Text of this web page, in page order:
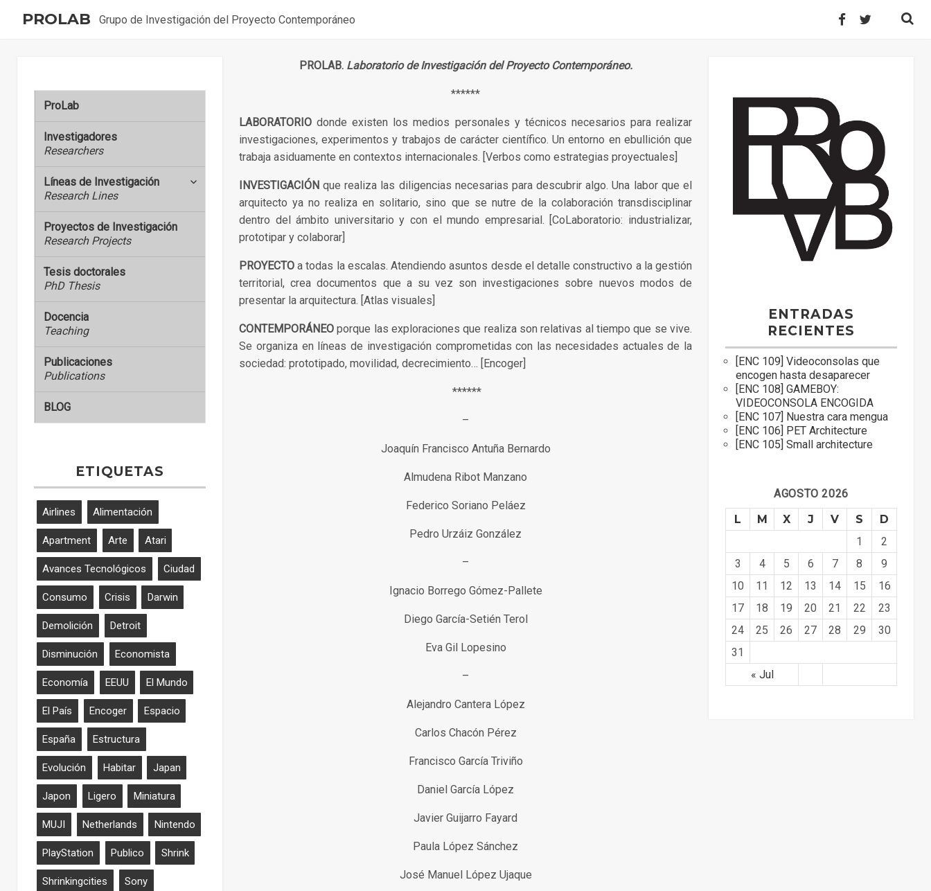
PROLAB Grupo de Investigación del Proyecto Contemporáneo
ProLab
Investigadores
Researchers
Líneas de Investigación
Research Lines
expand
Proyectos de Investigación
Research Projects
Tesis doctorales
PhD Thesis
Docencia
Teaching
Publicaciones
Publications
BLOG
ETIQUETAS
Airlines Alimentación
Apartment Arte Atari
Avances Tecnológicos Ciudad
Consumo Crisis Darwin
Demolición Detroit
Disminución Economista
Economía EEUU El Mundo
El País Encoger Espacio
España Estructura
Evolución Habitar Japan
Japon Ligero Miniatura
MUJI Netherlands Nintendo
PlayStation Publico Shrink
Shrinkingcities Sony
PROLAB. Laboratorio de Investigación del Proyecto Contemporáneo.
******
LABORATORIO donde existen los medios personales y técnicos necesarios para realizar
investigaciones, experimentos y trabajos de carácter científico. Un entorno en ebullición que
trabaja asiduamente en contextos internacionales. [Verbos como estrategias proyectuales]
INVESTIGACIÓN que realiza las diligencias necesarias para descubrir algo. Una labor que el
arquitecto ya no realiza en solitario, sino que se nutre de la colaboración transdisciplinar
dentro del ámbito universitario y con el mundo empresarial. [CoLaboratorio: industrializar,
prototipar y colaborar]
PROYECTO a todas la escalas. Atendiendo asuntos desde el detalle constructivo a la gestión
territorial, crea documentos que a su vez son investigaciones sobre nuevos modos de
presentar la arquitectura. [Atlas visuales]
CONTEMPORÁNEO porque las exploraciones que realiza son relativas al tiempo que se vive.
Se organiza en líneas de investigación comprometidas con las necesidades actuales de la
sociedad: prototipado, movilidad, decrecimiento… [Encoger]
******
–
Joaquín Francisco Antuña Bernardo
Almudena Ribot Manzano
Federico Soriano Peláez
Pedro Urzáiz González
–
Ignacio Borrego Gómez-Pallete
Diego García-Setién Terol
Eva Gil Lopesino
–
Alejandro Cantera López
Carlos Chacón Pérez
Francisco García Triviño
Daniel García López
Javier Guijarro Fayard
Paula López Sánchez
José Manuel López Ujaque
ENTRADAS
RECIENTES
[ENC 109] Videoconsolas que
encogen hasta desaparecer
[ENC 108] GAMEBOY:
VIDEOCONSOLA ENCOGIDA
[ENC 107] Nuestra cara mengua
[ENC 106] PET Architecture
[ENC 105] Small architecture
AGOSTO 2026
L
M X J V S D
« Jul
1
2
3
4 5 6 7 8
9
10
11 12 13 14 15
16
17
18 19 20 21 22
23
24
25 26 27 28 29
30
31